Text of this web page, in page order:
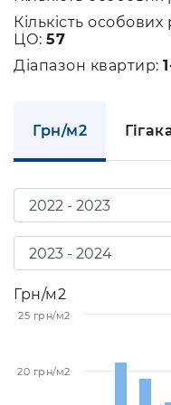
Кількість
ЦО: 57
Діапазон квартир:
Грн/м2
Грн/м2
20 грн/м2
25 грн/м2